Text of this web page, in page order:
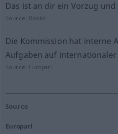
Das ist an dir ein Vorzug
Source: Books
Die Kommission hat interne
Aufgaben auf internationaler
Source: Europarl
Source
Europarl